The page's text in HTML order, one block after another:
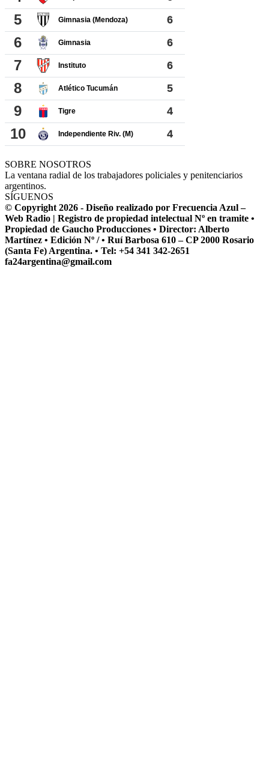
SOBRE NOSOTROS
La ventana radial de los trabajadores policiales y penitenciarios
argentinos.
SÍGUENOS
© Copyright 2026 - Diseño realizado por Frecuencia Azul –
Web Radio | Registro de propiedad intelectual Nº en tramite •
Propiedad de Gaucho Producciones • Director: Alberto
Martínez • Edición Nº / • Ruí Barbosa 610 – CP 2000 Rosario
(Santa Fe) Argentina. • Tel: +54 341 342-2651
fa24argentina@gmail.com